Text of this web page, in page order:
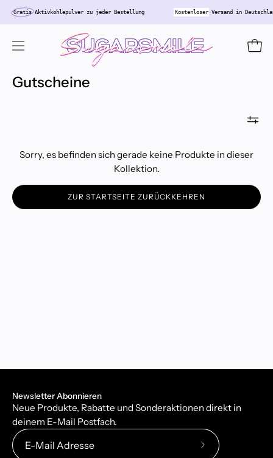
Inhalt
überspringen
GratisAktivkohlepulver zu jeder Bestellung KostenloserVersand in
Navigationsmenü
Gutscheine
Sorry, es befinden sich gerade keine Produkte in dieser
Kollektion.
ZUR STARTSEITE ZURÜCKKEHREN
Newsletter Abonnieren
Neue Produkte, Rabatte und Sonderaktionen direkt in
deinem E-Mail Postfach.
Abonniere